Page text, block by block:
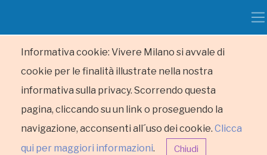
Informativa cookie: Vivere Milano si avvale di
cookie per le finalità illustrate nella nostra
informativa sulla privacy. Scorrendo questa
pagina, cliccando su un link o proseguendo la
navigazione, acconsenti all´uso dei cookie. Clicca
qui per maggiori informazioni. Chiudi